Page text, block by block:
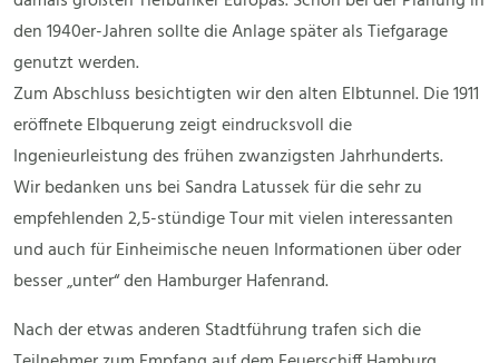
den 1940er-Jahren sollte die Anlage später als Tiefgarage
genutzt werden.
Zum Abschluss besichtigten wir den alten Elbtunnel. Die 1911
eröffnete Elbquerung zeigt eindrucksvoll die
Ingenieurleistung des frühen zwanzigsten Jahrhunderts.
Wir bedanken uns bei Sandra Latussek für die sehr zu
empfehlenden 2,5-stündige Tour mit vielen interessanten
und auch für Einheimische neuen Informationen über oder
besser „unter“ den Hamburger Hafenrand.
Nach der etwas anderen Stadtführung trafen sich die